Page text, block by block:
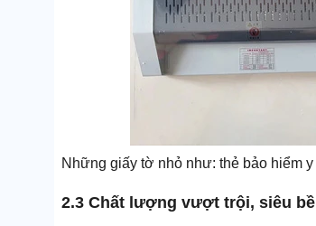
Những giấy tờ nhỏ như: thẻ bảo hiểm
2.3 Chất lượng vượt trội, siêu